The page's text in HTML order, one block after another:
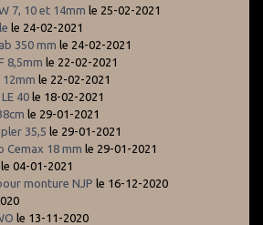
7, 10 et 14mm le 25-02-2021
le 24-02-2021
350 mm le 24-02-2021
8,5mm le 22-02-2021
12mm le 22-02-2021
40 le 18-02-2021
le 29-01-2021
35,5 le 29-01-2021
Cemax 18 mm le 29-01-2021
le 04-01-2021
monture NJP le 16-12-2020
le 13-11-2020